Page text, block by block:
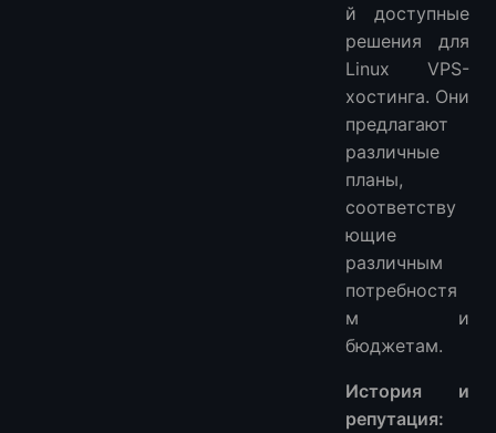
й доступные
решения для
Linux VPS-
хостинга. Они
предлагают
различные
планы,
соответству
ющие
различным
потребностя
м и
бюджетам.
История и
репутация: